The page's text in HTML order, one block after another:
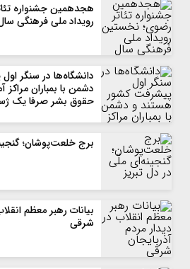
هجدهمین جشنواره
رویداد ملی فرهنگی سال ۱۴۰۵ در
دانشگاه‌ها در سنگر
دشمن با بمباران
حقوق بشر صرفا یک
برج خلعت‌پوشان؛
بیانات رهبر معظم
شرقی